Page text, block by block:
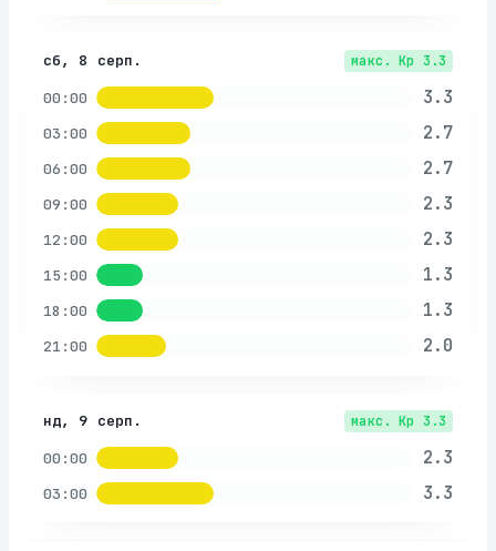
сб, 8 серп. макс. Kp 3.3
00:00 3.3
03:00 2.7
06:00 2.7
09:00 2.3
12:00 2.3
15:00 1.3
18:00 1.3
21:00 2.0
нд, 9 серп. макс. Kp 3.3
00:00 2.3
03:00 3.3